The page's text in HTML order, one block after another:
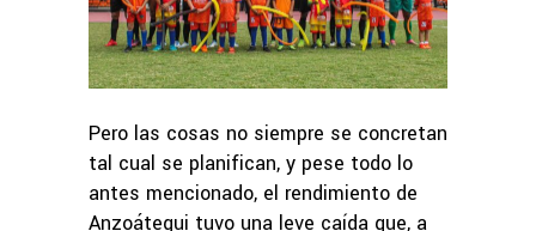
Pero las cosas no siempre se concretan
tal cual se planifican, y pese todo lo
antes mencionado, el rendimiento de
Anzoátegui tuvo una leve caída que, a